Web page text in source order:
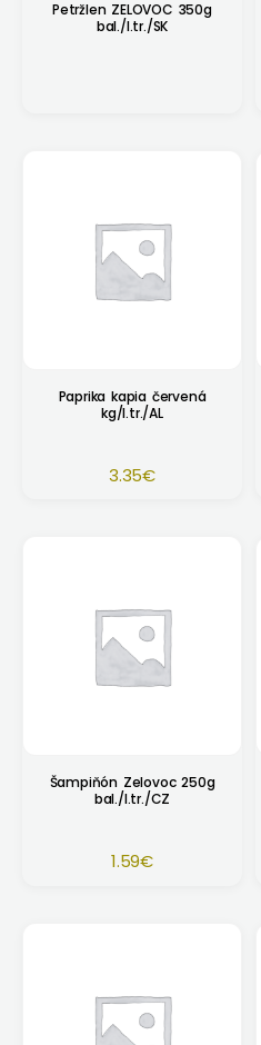
Petržlen ZELOVOC 350g
bal./I.tr./SK
Paprika kapia červená
kg/I.tr./AL
3.35€
Šampiňón Zelovoc 250g
bal./I.tr./CZ
1.59€